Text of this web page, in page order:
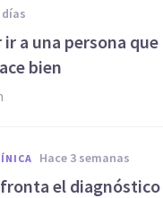
días
a una persona
bien
hace 3 semanas
el diagnóstico